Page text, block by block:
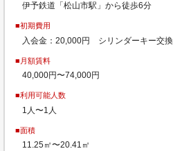
伊予鉄道「松山市駅」から徒歩6分
■初期費用
入会金：20,000円 シリンダーキー交
■月額賃料
40,000円〜74,000円
■利用可能人数
1人〜1人
■面積
11.25㎡〜20.41㎡